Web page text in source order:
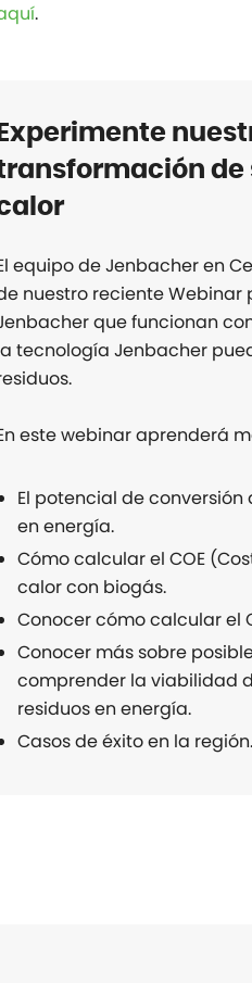
.
Experimente
de
equipo de Jenbacher en
nuestro reciente Webinar
que funcionan
tecnología Jenbacher
este webinar aprenderá
El potencial de
en energía.
Cómo calcular el COE
calor con biogás.
Conocer cómo calcular el
Conocer más sobre
comprender la viabilidad
residuos en energía.
Casos de éxito en la región.